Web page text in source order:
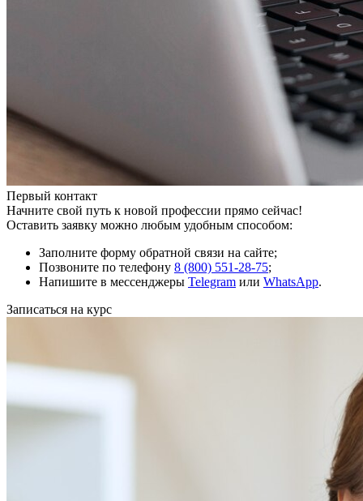
Первый контакт
Начните свой путь к новой профессии прямо сейчас!
Оставить заявку можно любым удобным способом:
Заполните форму обратной связи на сайте;
Позвоните по телефону 8 (800) 551-28-75;
Напишите в мессенджеры Telegram или WhatsApp.
Записаться на курс